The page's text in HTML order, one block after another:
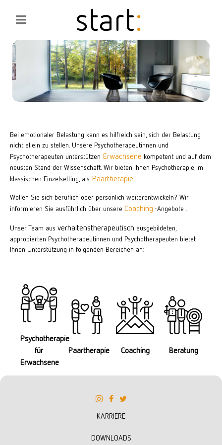
Bei emotionaler Belastung kann es hilfreich sein, sich der Belastung
nicht allein zu stellen. Unsere Psychotherapeutinnen und
Psychotherapeuten unterstützen Erwachsene kompetent und auf dem
neusten Stand der Wissenschaft. Wir bieten Ihnen Psychotherapie im
klassischen Einzelsetting, als Paartherapie.
Wollen Sie sich beruflich oder persönlich weiterentwickeln? Wir
informieren Sie ausführlich über unsere Coaching -Angebote
Unser Team aus verhaltenstherapeutisch ausgebildeten,
approbierten Psychotherapeutinnen und Psychotherapeuten bietet
Ihnen Unterstützung in folgenden Bereichen an:
Psychotherapie
für
Erwachsene
Paartherapie Coaching Beratung
KARRIERE
DOWNLOADS